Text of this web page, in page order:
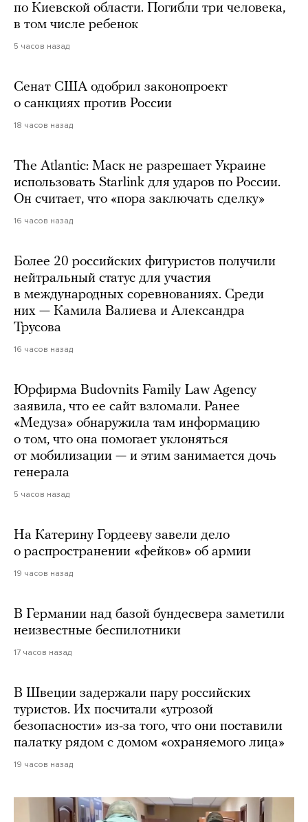
по Киевской области. Погибли три человека,
в том числе ребенок
5 часов назад
Сенат США одобрил законопроект
о санкциях против России
18 часов назад
The Atlantic: Маск не разрешает Украине
использовать Starlink для ударов по России.
Он считает, что «пора заключать сделку»
16 часов назад
Более 20 российских фигуристов получили
нейтральный статус для участия
в международных соревнованиях. Среди
них — Камила Валиева и Александра
Трусова
16 часов назад
Юрфирма Budovnits Family Law Agency
заявила, что ее сайт взломали. Ранее
«Медуза» обнаружила там информацию
о том, что она помогает уклоняться
от мобилизации — и этим занимается дочь
генерала
5 часов назад
На Катерину Гордееву завели дело
о распространении «фейков» об армии
19 часов назад
В Германии над базой бундесвера заметили
неизвестные беспилотники
17 часов назад
В Швеции задержали пару российских
туристов. Их посчитали «угрозой
безопасности» из-за того, что они поставили
палатку рядом с домом «охраняемого лица»
19 часов назад